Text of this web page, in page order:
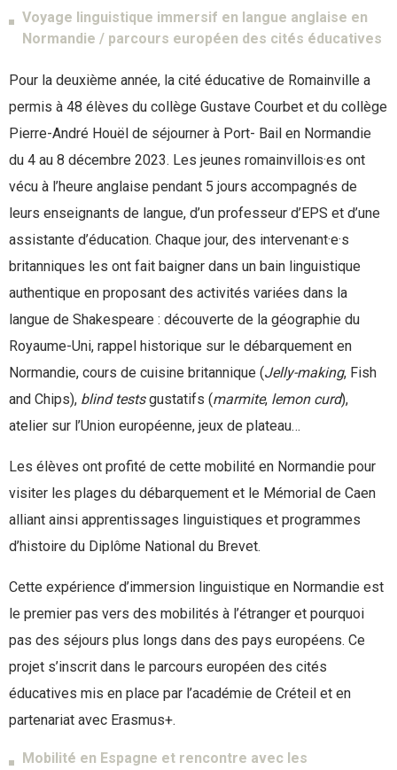
Voyage linguistique immersif en langue anglaise en
Normandie / parcours européen des cités éducatives
Pour la deuxième année, la cité éducative de Romainville a
permis à 48 élèves du collège Gustave Courbet et du collège
Pierre-André Houël de séjourner à Port- Bail en Normandie
du 4 au 8 décembre 2023. Les jeunes romainvillois·es ont
vécu à l’heure anglaise pendant 5 jours accompagnés de
leurs enseignants de langue, d’un professeur d’EPS et d’une
assistante d’éducation. Chaque jour, des intervenant·e·s
britanniques les ont fait baigner dans un bain linguistique
authentique en proposant des activités variées dans la
langue de Shakespeare : découverte de la géographie du
Royaume-Uni, rappel historique sur le débarquement en
Normandie, cours de cuisine britannique (Jelly-making, Fish
and Chips), blind testsgustatifs (marmite, lemon curd),
atelier sur l’Union européenne, jeux de plateau…
Les élèves ont profité de cette mobilité en Normandie pour
visiter les plages du débarquement et le Mémorial de Caen
alliant ainsi apprentissages linguistiques et programmes
d’histoire du Diplôme National du Brevet.
Cette expérience d’immersion linguistique en Normandie est
le premier pas vers des mobilités à l’étranger et pourquoi
pas des séjours plus longs dans des pays européens. Ce
projet s’inscrit dans le parcours européen des cités
éducatives mis en place par l’académie de Créteil et en
partenariat avec Erasmus+.
Mobilité en Espagne et rencontre avec les